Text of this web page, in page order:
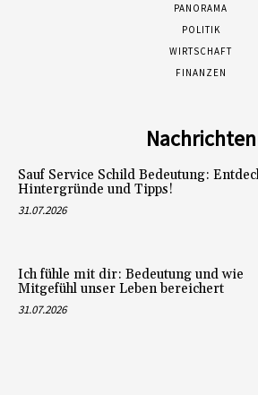
PANORAMA
POLITIK
WIRTSCHAFT
FINANZEN
Nachrichten
Sauf Service Schild Bedeutung:
Hintergründe und Tipps!
31.07.2026
Ich fühle mit dir: Bedeutung und wie
Mitgefühl unser Leben bereichert
31.07.2026